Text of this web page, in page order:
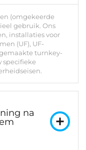
(omgekeerde
gebruik. Ons
installaties voor
(UF), UF-
turnkey-
specifieke
na